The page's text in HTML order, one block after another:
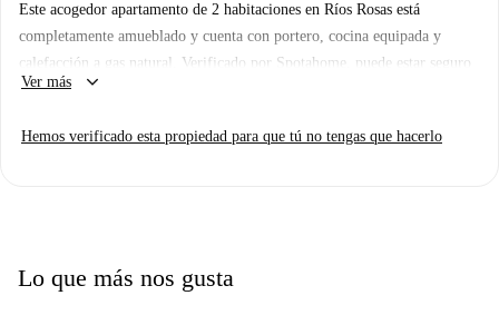
Este acogedor apartamento de 2 habitaciones en Ríos Rosas está
completamente amueblado y cuenta con portero, cocina equipada y
calefacción a gas natural. Verificado por Spotahome, puede estar seguro
de su calidad y fiabilidad.
Ver más keyboard_arrow_down
Hemos verificado esta propiedad para que tú no tengas que hacerlo
Lo que más nos gusta